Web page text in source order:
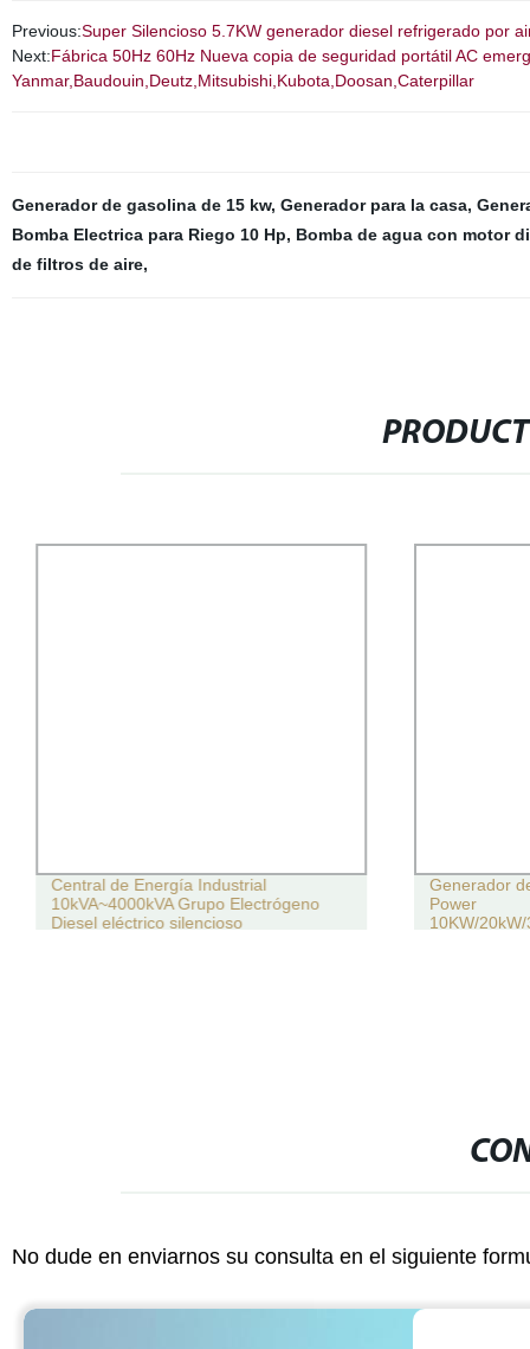
Previous:Super Silencioso 5.7KW generador diesel refrigerado por
Next:Fábrica 50Hz 60Hz Nueva copia de seguridad portátil AC
Yanmar,Baudouin,Deutz,Mitsubishi,Kubota,Doosan,Caterpillar
Generador de gasolina de 15 kw, Generador para la casa,
Bomba Electrica para Riego 10 Hp, Bomba de agua con motor
de filtros de aire,
Central de Energía Industrial
10kVA~4000kVA Grupo Electrógeno
Diesel eléctrico silencioso
Generador
Power
10KW/
No dude en enviarnos su consulta en el siguiente